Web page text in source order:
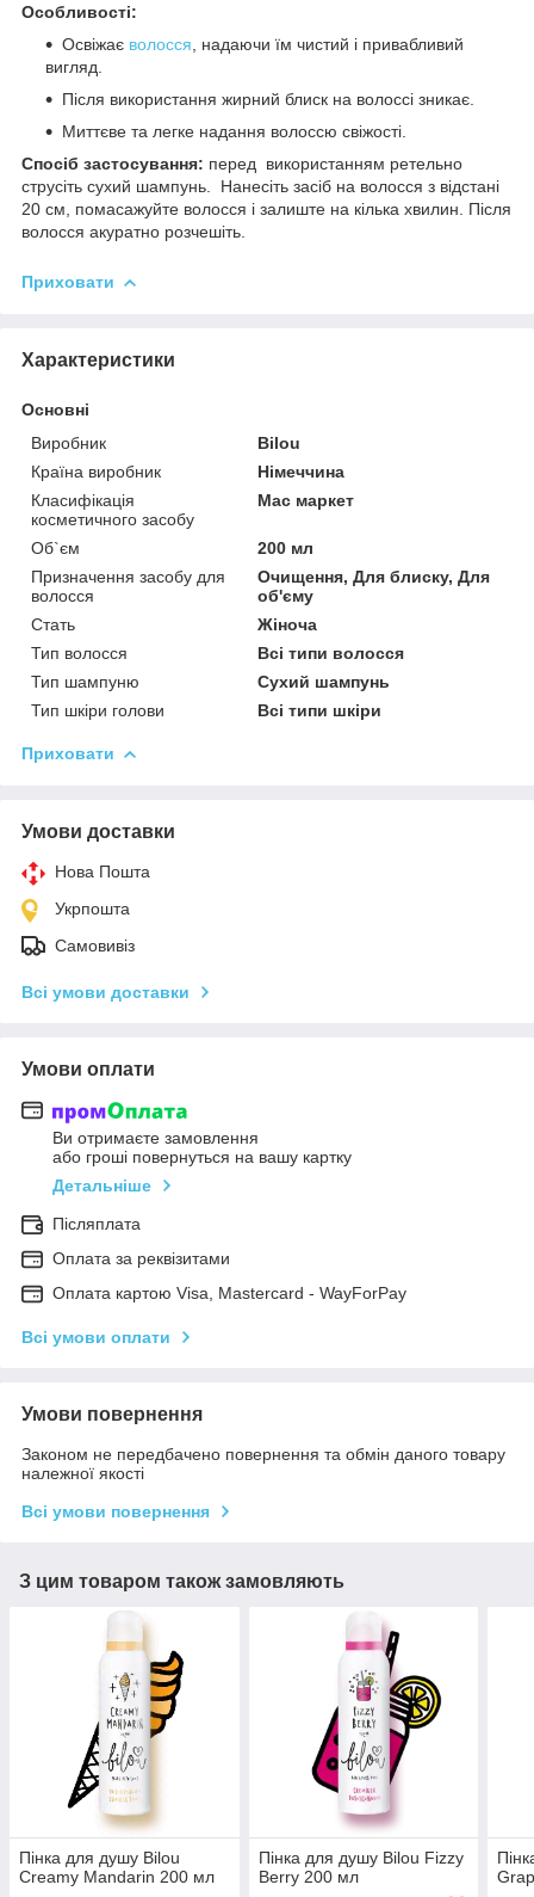
Особливості:
Освіжає волосся , надаючи їм чистий і привабливий
вигляд.
Після використання жирний блиск на волоссі зникає.
Миттєве та легке надання волоссю свіжості.
Спосіб застосування: перед використанням ретельно
струсіть сухий шампунь. Нанесіть засіб на волосся з відстані
20 см, помасажуйте волосся і залиште на кілька хвилин. Після
волосся акуратно розчешіть.
Приховати
Характеристики
Основні
Виробник
Bilou
Країна виробник
Німеччина
Класифікація
косметичного засобу
Мас маркет
Об`єм
200 мл
Призначення засобу для
волосся
Очищення, Для блиску, Для
об'єму
Стать
Жіноча
Тип волосся
Всі типи волосся
Тип шампуню
Сухий шампунь
Тип шкіри голови
Всі типи шкіри
Приховати
Умови доставки
Нова Пошта
Укрпошта
Самовивіз
Всі умови доставки
Умови оплати
Ви отримаєте замовлення
або гроші повернуться на вашу картку
Детальніше
Післяплата
Оплата за реквізитами
Оплата картою Visa, Mastercard - WayForPay
Всі умови оплати
Умови повернення
Законом не передбачено повернення та обмін даного товару
належної якості
Всі умови повернення
З цим товаром також замовляють
Пінка для душу Bilou
Creamy Mandarin 200 мл
Пінка для душу Bilou Fizzy
Berry 200 мл